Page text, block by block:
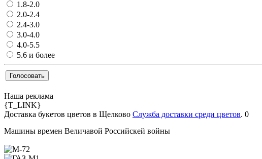
1.8-2.0
2.0-2.4
2.4-3.0
3.0-4.0
4.0-5.5
5.6 и более
Наша реклама
{T_LINK}
Доставка букетов цветов в Щелково Служба доставки среди цветов. 0
Машины времен Величавой Российскей войны